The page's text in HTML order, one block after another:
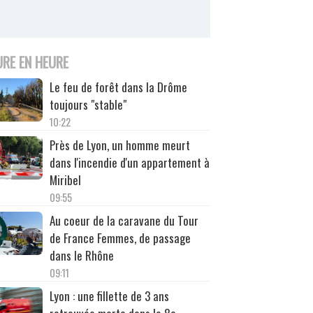
EN HEURE
Le feu de forêt dans la Drôme
toujours "stable"
10:22
Près de Lyon, un homme meurt
dans l'incendie d'un appartement à
Miribel
09:55
Au coeur de la caravane du Tour
de France Femmes, de passage
dans le Rhône
09:11
Lyon : une fillette de 3 ans